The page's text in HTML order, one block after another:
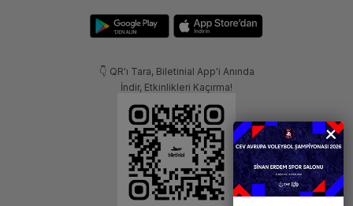
👇 QR'ı Tara, Biletinial App'i Anında
İndir, Etkinlikleri Kaçırma!